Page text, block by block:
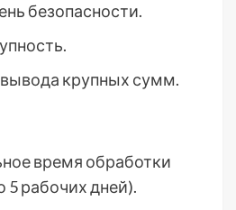
безопасности.
крупных сумм.
время обработки
5 рабочих дней).